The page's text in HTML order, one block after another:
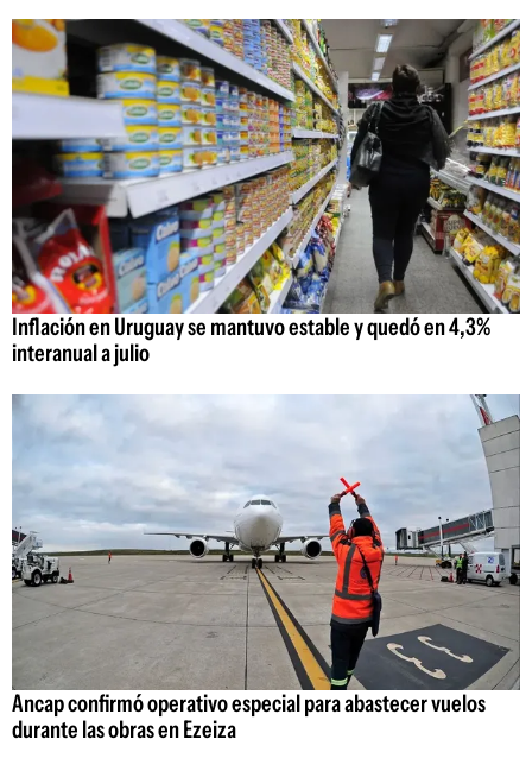
Inflación en Uruguay se mantuvo estable y quedó en 4,3%
interanual a julio
Ancap confirmó operativo especial para abastecer vuelos
durante las obras en Ezeiza